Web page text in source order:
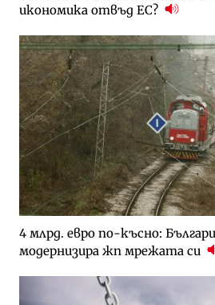
икономика отвъд ЕС?
4 млрд. евро по-късно:
модернизира жп мрежата си